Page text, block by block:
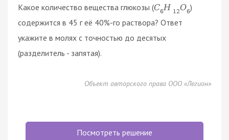
Какое количество вещества глюкозы (C6H 12O6)
содержится в 45 г её 40%-го раствора? Ответ
укажите в молях с точностью до десятых
(разделитель - запятая).
Объект авторского права ООО «Легион»
Посмотреть решение